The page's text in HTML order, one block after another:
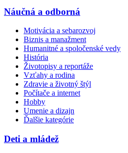
Náučná a odborná
Motivácia a sebarozvoj
Biznis a manažment
Humanitné a spoločenské vedy
História
Životopisy a reportáže
Vzťahy a rodina
Zdravie a životný štýl
Počítače a internet
Hobby
Umenie a dizajn
Ďalšie kategórie
Deti a mládež